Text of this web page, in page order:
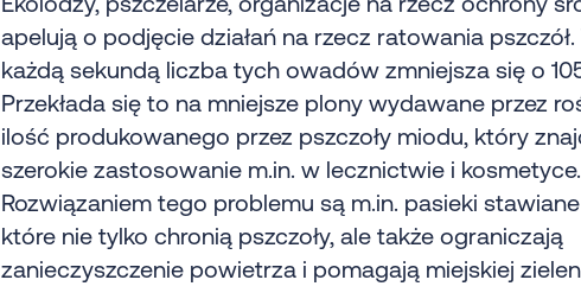
apelują o podjęcie działań na rzecz ratowania
każdą sekundą liczba tych owadów zmniejsza się o
Przekłada się to na mniejsze plony wydawane przez
ilość produkowanego przez pszczoły miodu, który
szerokie zastosowanie m.in. w lecznictwie i kosmetyce.
Rozwiązaniem tego problemu są m.in. pasieki
które nie tylko chronią pszczoły, ale także ograniczają
zanieczyszczenie powietrza i pomagają miejskiej